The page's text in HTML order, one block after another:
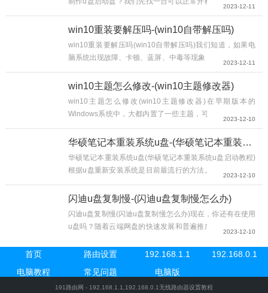
你去网吧也可以然后呢准备一个八g以上的空油盘一个如果
里面有重要的资料记得一定要先备份把u盘插入电脑后面蓝
2023-12-11
win10重装要解压吗-(win10自带解压吗)
win10重装要解压吗(win10自带解压吗)我们知道，如果电
脑系统出现故障、卡顿、蓝屏、中毒等现象，想要给电脑重
装系统，在自己不会的情况下，我们只有花费金钱来请别人
安装，但是如果您可以抽个空闲时间自己学习一下重装系
2023-12-11
win10主题怎么修改-(win10主题修改器)
win10主题怎么修改(win10主题修改器)在早期版本的
Windows系统中，大都内置了一些主题，可以让界面“从头
到尾”焕然一新，再加一些自家的小设置，绝对够个性。不
过现在的Win10缺乏全面的主题，界面调整又少又零碎，难
2023-12-10
华硕笔记本重装系统u盘-(华硕笔记本重装系统u盘启动教程)
华硕笔记本重装系统u盘(华硕笔记本重装系统u盘启动教程)
根据u盘重新安装系统是目前最流行的方法。我们都知道计
算机默认设置是以硬盘为导向的。如果你想用u盘重新安装
系统，你必须让华硕笔记本电脑从u盘运行，所以你需要设
2023-12-10
闪迪u盘复制慢-(闪迪u盘复制慢怎么办)
闪迪u盘复制慢(闪迪u盘复制慢怎么办)现在，你还有在使用
u盘吗？随着云端网盘的快速发展和普遍推广，现在基本是
络支持就能够轻松实现复制内容。有网友问怎么样才能提高
慢。今天...
2023-12-10
首页 路由设置 192.168.1.1
192.168.0.1
电脑教程
常见问题 电脑版
191路由网 - 192.168.1.1,192.168.0.1无线路由器设置教程